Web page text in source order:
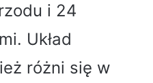
i 24
Układ
różni się w